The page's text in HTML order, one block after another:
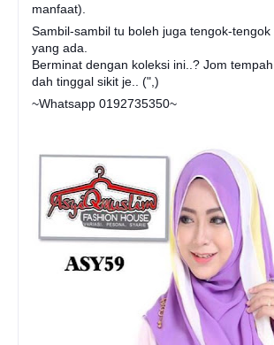
manfaat).
Sambil-sambil tu boleh juga tengok-tengok
yang ada.
Berminat dengan koleksi ini..? Jom
dah tinggal sikit je.. (",)
~Whatsapp 0192735350~